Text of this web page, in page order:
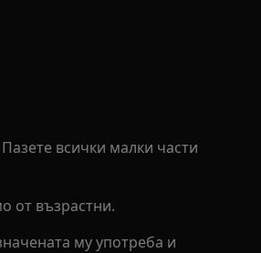
всички малки части
от възрастни.
му употреба и